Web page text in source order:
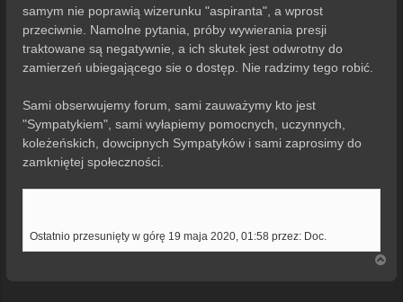
samym nie poprawią wizerunku "aspiranta", a wprost
przeciwnie. Namolne pytania, próby wywierania presji
traktowane są negatywnie, a ich skutek jest odwrotny do
zamierzeń ubiegającego sie o dostęp. Nie radzimy tego robić.
Sami obserwujemy forum, sami zauważymy kto jest
"Sympatykiem", sami wyłapiemy pomocnych, uczynnych,
koleżeńskich, dowcipnych Sympatyków i sami zaprosimy do
zamkniętej społeczności.
Ostatnio przesunięty w górę 19 maja 2020, 01:58 przez: Doc.